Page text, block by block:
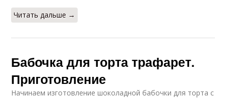
Читать дальше →
Бабочка для торта трафарет.
Приготовление
Начинаем изготовление шоколадной бабочки для торта с